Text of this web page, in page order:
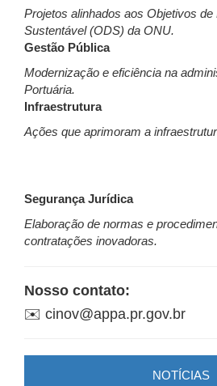
Projetos alinhados aos Objetivos
Sustentável (ODS) da ONU.
Gestão Pública
Modernização e eficiência na
Portuária.
Infraestrutura
Ações que aprimoram a
Segurança Jurídica
Elaboração de normas e
contratações inovadoras.
Nosso contato:
✉️ cinov@appa.pr.gov.br
NOTÍCIAS